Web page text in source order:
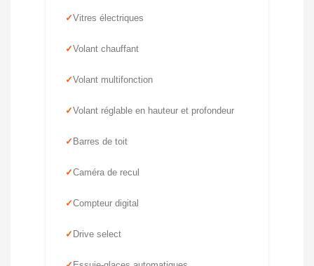
Vitres électriques
Volant chauffant
Volant multifonction
Volant réglable en hauteur et profondeur
Barres de toit
Caméra de recul
Compteur digital
Drive select